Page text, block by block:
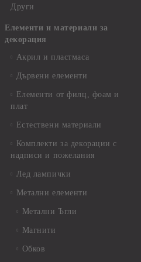
Други
Елементи и материали за
декорация
Акрил и пластмаса
Дървени елементи
Елементи от филц, фоам и
плат
Естествени материали
Комплекти за декорации с
надписи и пожелания
Лед лампички
Метални елементи
Метални Ъгли
Магнити
Обков